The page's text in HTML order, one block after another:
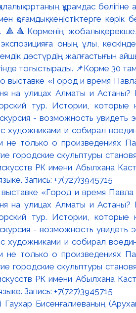
ортаның құрамдас
қоғамдық кеңістіктерге
жобалық
оның ұлы,
дәстүрдің жалғастығын
тоғыстырады. 📌Көрме 30
«Город и время
на улицах Алматы и Астаны?
тур. Истории, которые
- возможность увидеть
художниками и собирал
не только о произведениях
городские скульптуры
РК имени Абылхана
Запись: +7(727)3945715